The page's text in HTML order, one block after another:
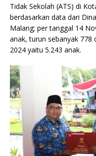
Tidak Sekolah (ATS) di
berdasarkan data dari
Malang; per tanggal 14
anak, turun sebanyak
2024 yaitu 5.243 anak.